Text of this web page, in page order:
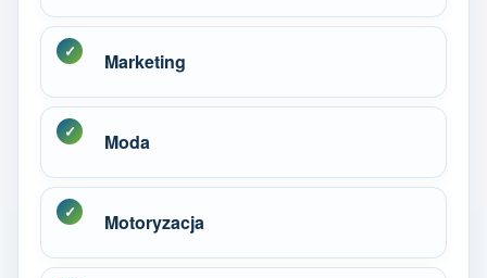
Marketing
Moda
Motoryzacja